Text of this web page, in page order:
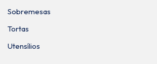
Sobremesas
Tortas
Utensílios